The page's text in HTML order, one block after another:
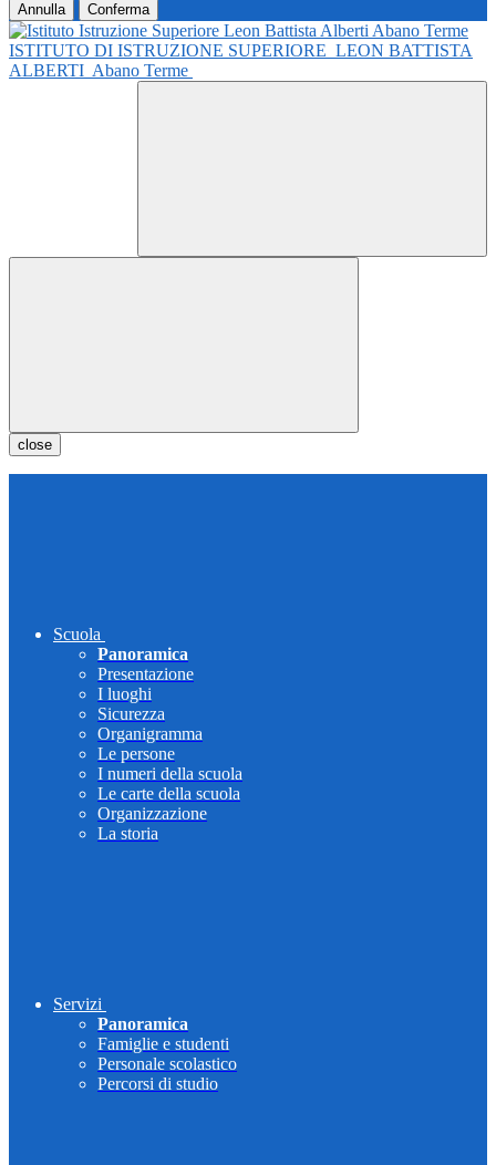
Annulla Conferma
ISTITUTO DI ISTRUZIONE SUPERIORE LEON BATTISTA
ALBERTI Abano Terme
close
Scuola
Panoramica
Presentazione
I luoghi
Sicurezza
Organigramma
Le persone
I numeri della scuola
Le carte della scuola
Organizzazione
La storia
Servizi
Panoramica
Famiglie e studenti
Personale scolastico
Percorsi di studio